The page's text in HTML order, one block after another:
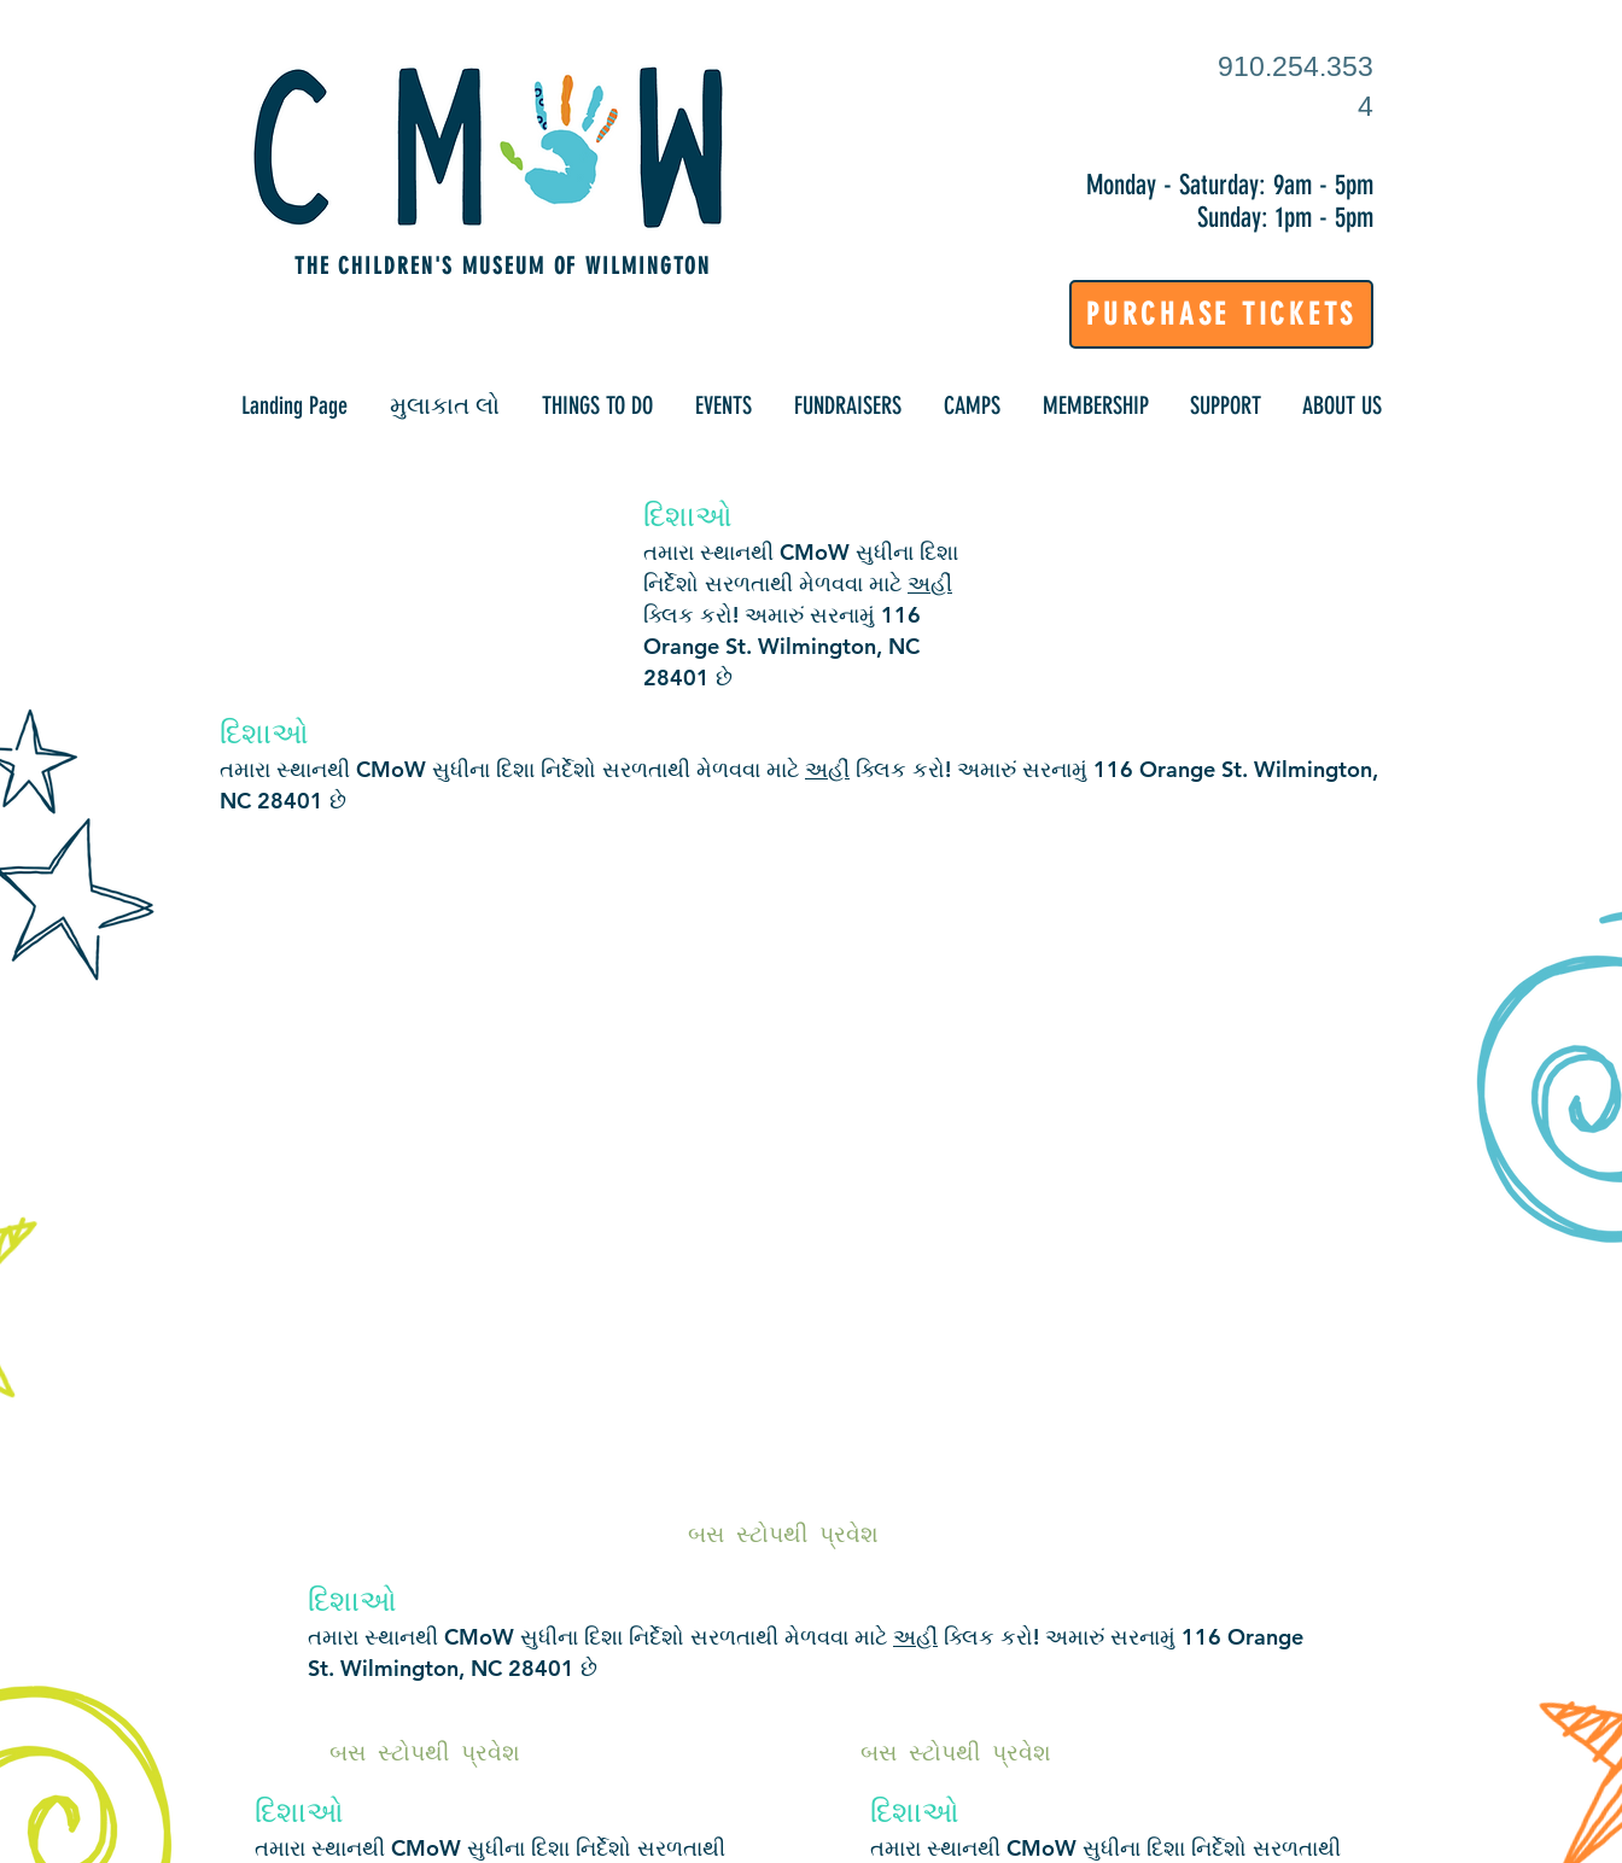
THE CHILDREN'S MUSEUM OF WILMINGTON
910.254.353
4
Monday - Saturday: 9am - 5pm
Sunday: 1pm - 5pm
PURCHASE TICKETS
Landing Page મુલાકાત લો THINGS TO DO EVENTS FUNDRAISERS CAMPS MEMBERSHIP SUPPORT ABOUT US
દિશાઓ
તમારા સ્થાનથી CMoW સુધીના દિશા
નિર્દેશો સરળતાથી મેળવવા માટે અહીં
ક્લિક કરો! અમારું સરનામું 116
Orange St. Wilmington, NC
28401 છે
દિશાઓ
તમારા સ્થાનથી CMoW સુધીના દિશા નિર્દેશો સરળતાથી મેળવવા માટે અહીં ક્લિક કરો! અમારું સરનામું 116 Orange St. Wilmington,
NC 28401 છે
બસ સ્ટોપથી પ્રવેશ
દિશાઓ
તમારા સ્થાનથી CMoW સુધીના દિશા નિર્દેશો સરળતાથી મેળવવા માટે અહીં ક્લિક કરો! અમારું સરનામું 116 Orange
St. Wilmington, NC 28401 છે
બસ સ્ટોપથી પ્રવેશ
દિશાઓ
તમારા સ્થાનથી CMoW સુધીના દિશા નિર્દેશો સરળતાથી
બસ સ્ટોપથી પ્રવેશ
દિશાઓ
તમારા સ્થાનથી CMoW સુધીના દિશા નિર્દેશો સરળતાથી